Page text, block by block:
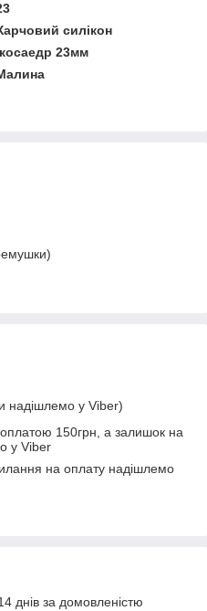
силікон
23мм
надішлемо у Viber)
150грн, а залишок на
у Viber
на оплату надішлемо
днів за домовленістю